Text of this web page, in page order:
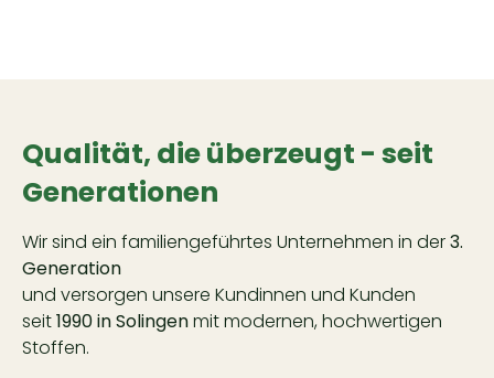
Qualität, die überzeugt - seit
Generationen
Wir sind ein familiengeführtes Unternehmen in der3.
Generation
und versorgen unsere Kundinnen und Kunden
seit1990 in Solingenmit modernen, hochwertigen
Stoffen.